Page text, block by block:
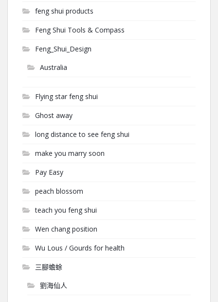
feng shui products
Feng Shui Tools & Compass
Feng_Shui_Design
Australia
Flying star feng shui
Ghost away
long distance to see feng shui
make you marry soon
Pay Easy
peach blossom
teach you feng shui
Wen chang position
Wu Lous / Gourds for health
三腳蟾蜍
劉海仙人